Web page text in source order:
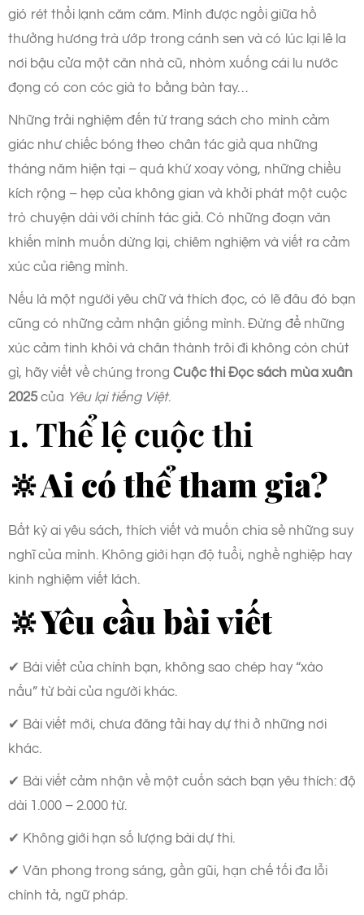
gió rét thổi lạnh căm căm. Mình được ngồi giữa hồ
thưởng hương trà ướp trong cánh sen và có lúc lại lê la
nơi bậu cửa một căn nhà cũ, nhòm xuống cái lu nước
đọng có con cóc già to bằng bàn tay…
Những trải nghiệm đến từ trang sách cho mình cảm
giác như chiếc bóng theo chân tác giả qua những
tháng năm hiện tại – quá khứ xoay vòng, những chiều
kích rộng – hẹp của không gian và khởi phát một cuộc
trò chuyện dài với chính tác giả. Có những đoạn văn
khiến mình muốn dừng lại, chiêm nghiệm và viết ra cảm
xúc của riêng mình.
Nếu là một người yêu chữ và thích đọc, có lẽ đâu đó bạn
cũng có những cảm nhận giống mình. Đừng để những
xúc cảm tinh khôi và chân thành trôi đi không còn chút
gì, hãy viết về chúng trong Cuộc thi Đọc sách mùa xuân
2025của Yêu lại tiếng Việt.
1. Thể lệ cuộc thi
🔆Ai có thể tham gia?
Bất kỳ ai yêu sách, thích viết và muốn chia sẻ những suy
nghĩ của mình. Không giới hạn độ tuổi, nghề nghiệp hay
kinh nghiệm viết lách.
🔆Yêu cầu bài viết
✔ Bài viết của chính bạn, không sao chép hay “xào
nấu” từ bài của người khác.
✔ Bài viết mới, chưa đăng tải hay dự thi ở những nơi
khác.
✔ Bài viết cảm nhận về một cuốn sách bạn yêu thích: độ
dài 1.000 – 2.000 từ.
✔ Không giới hạn số lượng bài dự thi.
✔ Văn phong trong sáng, gần gũi, hạn chế tối đa lỗi
chính tả, ngữ pháp.